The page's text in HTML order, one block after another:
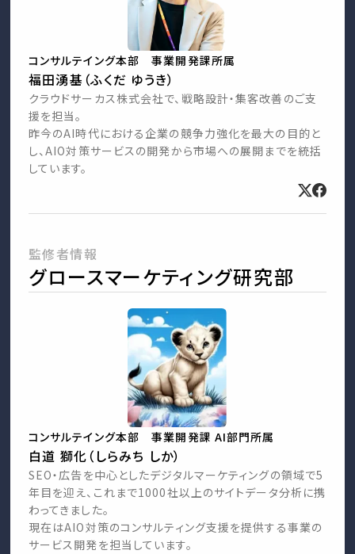
コンサルテイング本部 事業開発課所属
福田湧基（ふくだ ゆうき）
クラウドサーカス株式会社で、戦略設計・集客改善のご支
援を担当。
昨今のAI時代における企業の競争力強化を最大の目的と
し、AIO対策サービスの開発から市場への展開までを統括
しています。
監修者情報
グロースマーケティング研究部
コンサルテイング本部 事業開発課 AI部門所属
白道 獅化（しらみち しか）
SEO・広告を中心としたデジタルマーケティングの領域で5
年目を迎え、これまで1000社以上のサイトデータ分析に携
わってきました。
現在はAIO対策のコンサルティング支援を提供する事業の
サービス開発を担当しています。